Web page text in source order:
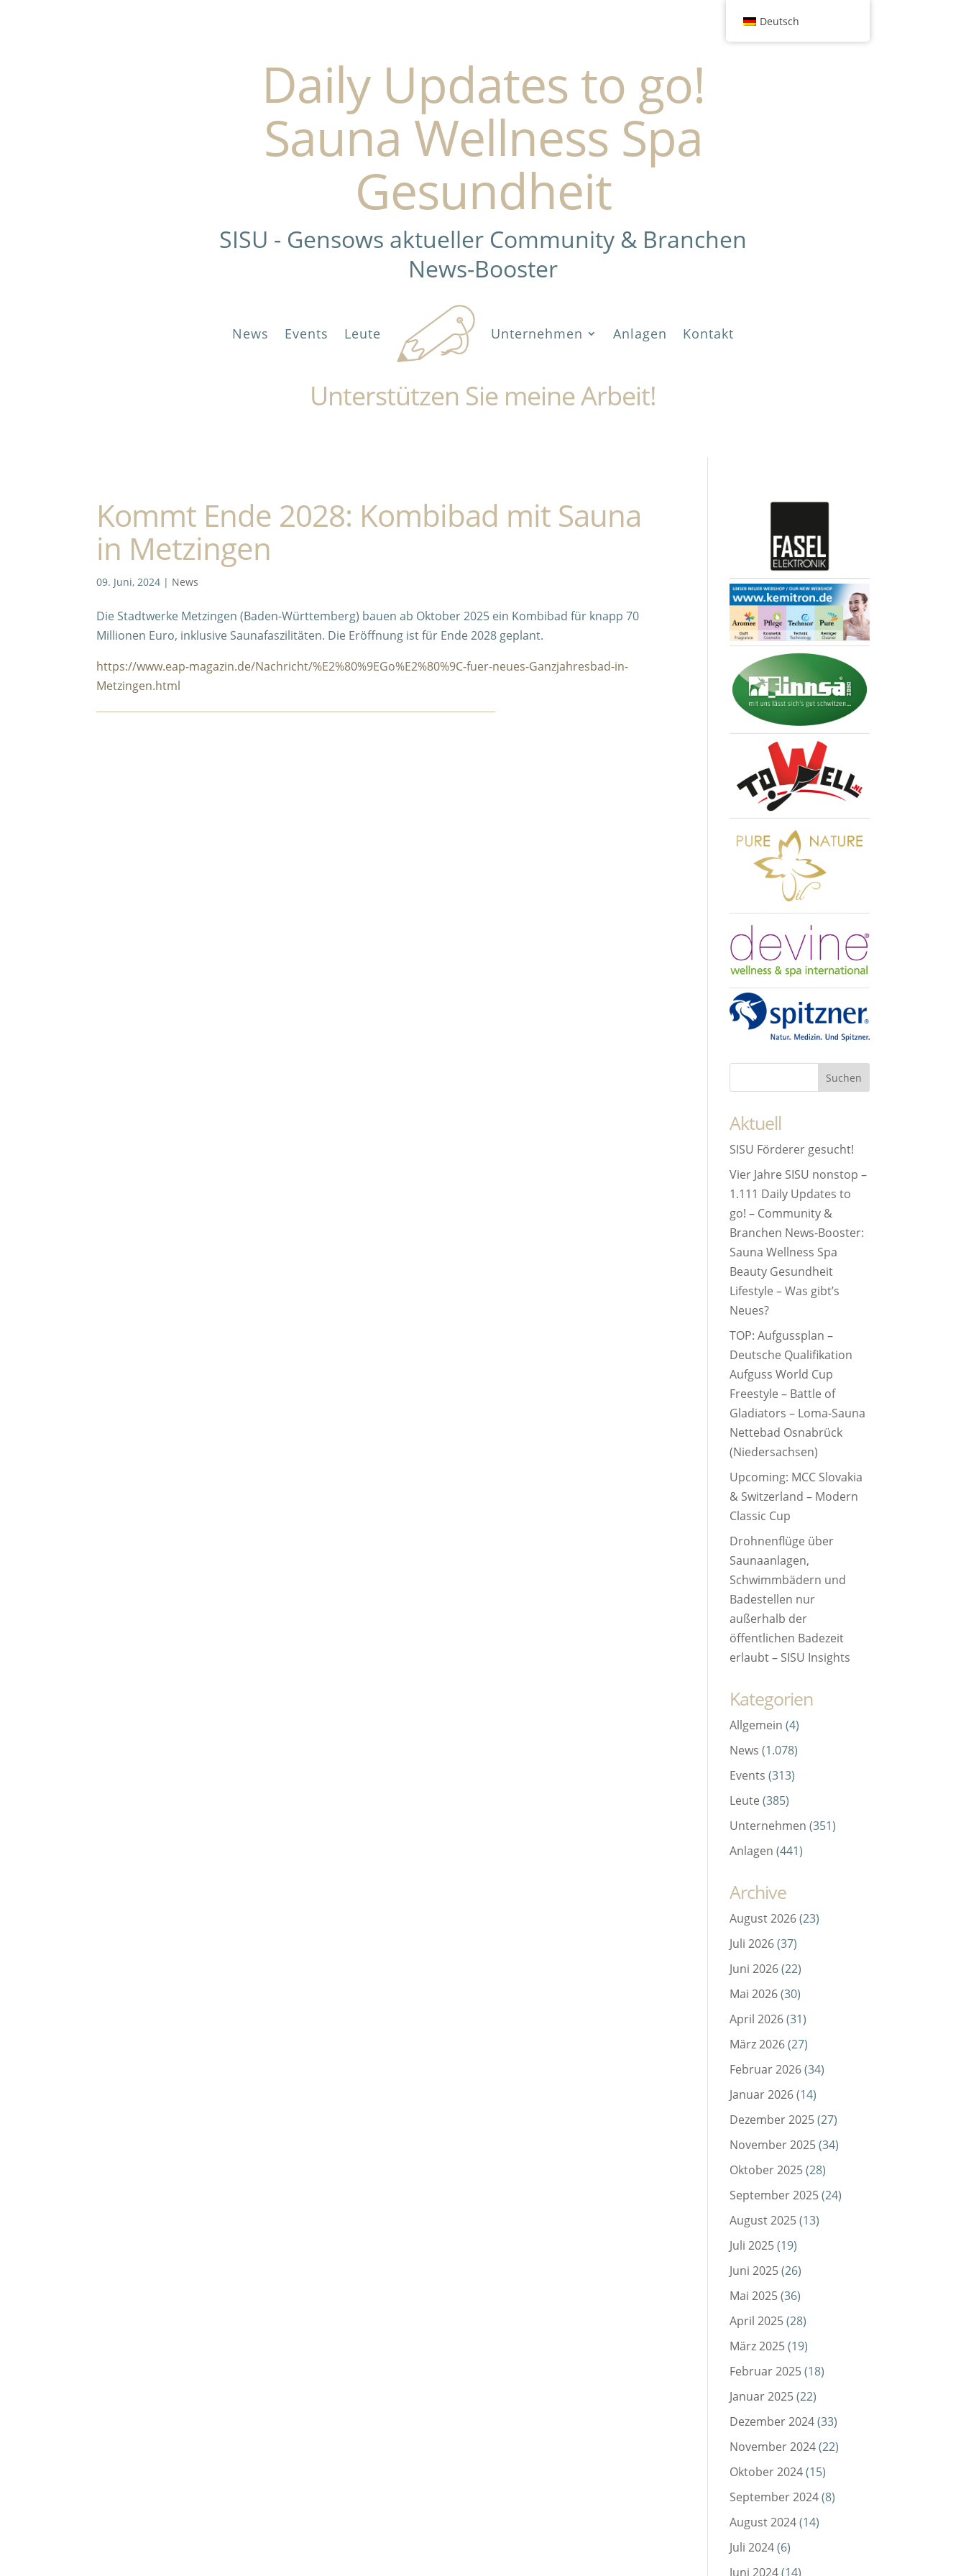
Daily Updates to go!
Sauna Wellness Spa
Gesundheit
SISU - Gensows aktueller Community & Branchen
News-Booster
News Events Leute Unternehmen Anlagen Kontakt
Unterstützen Sie meine Arbeit!
Kommt Ende 2028: Kombibad mit Sauna
in Metzingen
09. Juni, 2024 | News
Die Stadtwerke Metzingen (Baden-Württemberg) bauen ab Oktober 2025 ein Kombibad für knapp 70
Millionen Euro, inklusive Saunafaszilitäten. Die Eröffnung ist für Ende 2028 geplant.
https://www.eap-magazin.de/Nachricht/%E2%80%9EGo%E2%80%9C-fuer-neues-Ganzjahresbad-in-
Metzingen.html
Aktuell
SISU Förderer gesucht!
Vier Jahre SISU nonstop –
1.111 Daily Updates to
go! – Community &
Branchen News-Booster:
Sauna Wellness Spa
Beauty Gesundheit
Lifestyle – Was gibt’s
Neues?
TOP: Aufgussplan –
Deutsche Qualifikation
Aufguss World Cup
Freestyle – Battle of
Gladiators – Loma-Sauna
Nettebad Osnabrück
(Niedersachsen)
Upcoming: MCC Slovakia
& Switzerland – Modern
Classic Cup
Drohnenflüge über
Saunaanlagen,
Schwimmbädern und
Badestellen nur
außerhalb der
öffentlichen Badezeit
erlaubt – SISU Insights
Kategorien
Allgemein (4)
News (1.078)
Events (313)
Leute (385)
Unternehmen (351)
Anlagen (441)
Archive
August 2026(23)
Juli 2026(37)
Juni 2026(22)
Mai 2026(30)
April 2026(31)
März 2026(27)
Februar 2026(34)
Januar 2026(14)
Dezember 2025(27)
November 2025(34)
Oktober 2025(28)
September 2025(24)
August 2025(13)
Juli 2025(19)
Juni 2025(26)
Mai 2025(36)
April 2025(28)
März 2025(19)
Februar 2025(18)
Januar 2025(22)
Dezember 2024(33)
November 2024(22)
Oktober 2024(15)
September 2024(8)
August 2024(14)
Juli 2024(6)
Juni 2024(14)
Deutsch